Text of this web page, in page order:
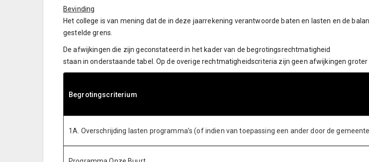
Bevinding
Het college is van mening dat de in deze jaarrekening verantwoorde baten en lasten en de
gestelde grens.
De afwijkingen die zijn geconstateerd in het kader van de begrotingsrechtmatigheid
staan in onderstaande tabel. Op de overige rechtmatigheidscriteria zijn geen afwijkingen
Begrotingscriterium
1A. Overschrijding lasten programma’s (of indien van toepassing een ander door de